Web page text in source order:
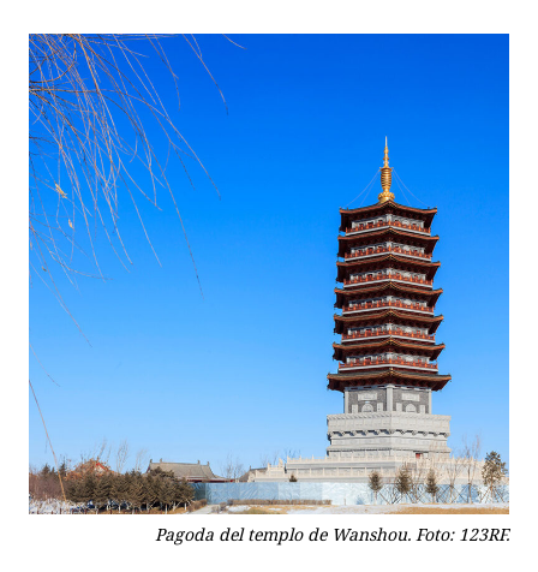
Pagoda del templo de Wanshou. Foto: 123RF.